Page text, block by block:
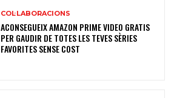
COL·LABORACIONS
ACONSEGUEIX AMAZON PRIME VIDEO GRATIS
PER GAUDIR DE TOTES LES TEVES SÈRIES
FAVORITES SENSE COST